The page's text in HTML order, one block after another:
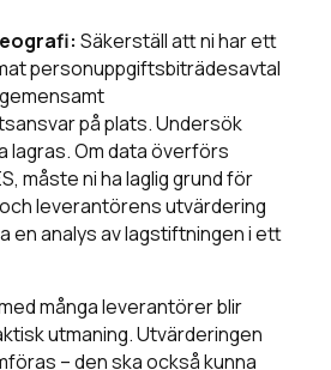
Säkerställ att ni har ett
personuppgiftsbiträdesavtal
på plats. Undersök
lagras. Om data överförs
måste ni ha laglig grund för
leverantörens utvärdering
en analys av lagstiftningen i ett
många leverantörer blir
utmaning. Utvärderingen
– den ska också kunna